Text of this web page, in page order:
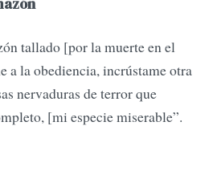
tallado [por la muerte en el
a la obediencia, incrústame otra
nervaduras de terror que
[mi especie miserable”.